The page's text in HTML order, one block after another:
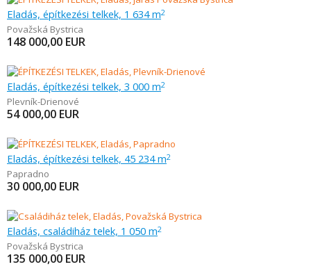
Eladás, építkezési telkek, 1 634 m2
Považská Bystrica
148 000,00 EUR
Eladás, építkezési telkek, 3 000 m2
Plevník-Drienové
54 000,00 EUR
Eladás, építkezési telkek, 45 234 m2
Papradno
30 000,00 EUR
Eladás, családiház telek, 1 050 m2
Považská Bystrica
135 000,00 EUR